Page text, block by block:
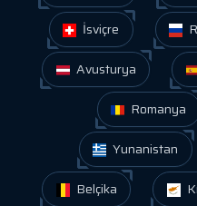
İsviçre
Avusturya
Romanya
Yunanistan
Belçika